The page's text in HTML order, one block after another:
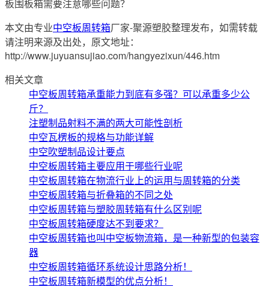
板围板箱需要注意哪些问题？
本文由专业中空板周转箱厂家-聚源塑胶整理发布，如需转载
请注明来源及出处，原文地址：
http://www.juyuansujiao.com/hangyezixun/446.htm
相关文章
中空板周转箱承重能力到底有多强？可以承重多少公
斤？
注塑制品射料不满的两大可能性剖析
中空瓦楞板的规格与功能详解
中空吹塑制品设计要点
中空板周转箱主要应用于哪些行业呢
中空板周转箱在物流行业上的运用与周转箱的分类
中空板周转箱与折叠箱的不同之处
中空板周转箱与塑胶周转箱有什么区别呢
中空板周转箱硬度达不到要求？
中空板周转箱也叫中空板物流箱，是一种新型的包装容
器
中空板周转箱循环系统设计思路分析！
中空板周转箱新模型的优点分析！